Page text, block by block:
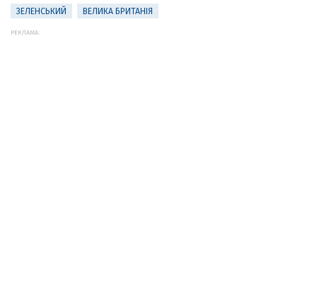
ЗЕЛЕНСЬКИЙ ВЕЛИКА БРИТАНІЯ
РЕКЛАМА: